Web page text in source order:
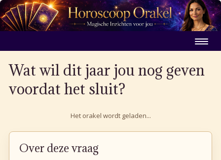
Wat wil dit jaar jou nog geven
voordat het sluit?
Het orakel wordt geladen...
Over deze vraag